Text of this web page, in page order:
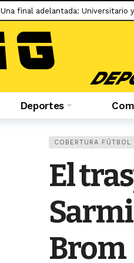
Sale a la luz el cartel de WOW 32
Islam Makhachev criticó
Jesús Castillo: «La ‘U’ ha
Salah ya tiene nuevo equipo: el
El adiós de Nahuel Molina abre la
Miguel Trauco: «No creo que me
Federico Girotti: «Hubo
El UFC 331 tendrá la revancha del
Deportes
COBERTURA FÚTBOL
El
Brom